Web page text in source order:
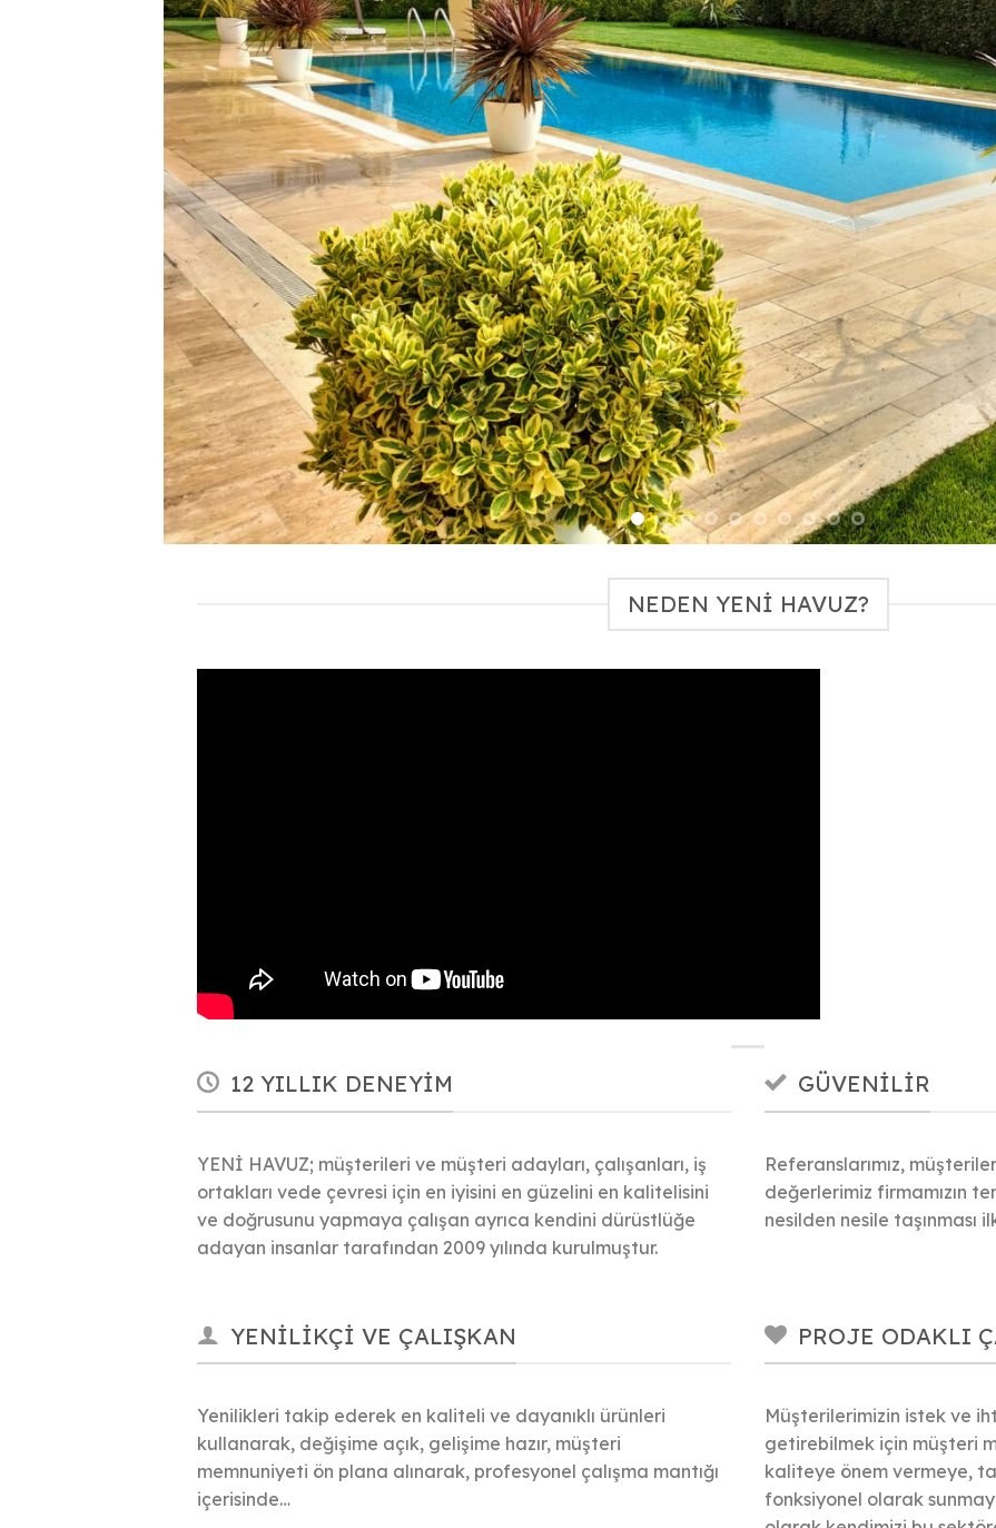
NEDEN YENI HAVUZ?
12 YILLIK DENEYIM
YENİ HAVUZ; müşterileri ve müşteri adayları, çalışanları, iş
ortakları vede çevresi için en iyisini en güzelini en kalitelisini
ve doğrusunu yapmaya çalışan ayrıca kendini dürüstlüğe
adayan insanlar tarafından 2009 yılında kurulmuştur.
GÜVENILIR
Referanslarımız,
değerlerimiz firmamızın
nesilden nesile taşınması
YENILIKÇI VE ÇALIŞKAN
Yenilikleri takip ederek en kaliteli ve dayanıklı ürünleri
kullanarak, değişime açık, gelişime hazır, müşteri
memnuniyeti ön plana alınarak, profesyonel çalışma mantığı
içerisinde…
PROJE ODAKLI
Müşterilerimizin istek ve
getirebilmek için müşteri
kaliteye önem vermeye,
fonksiyonel olarak